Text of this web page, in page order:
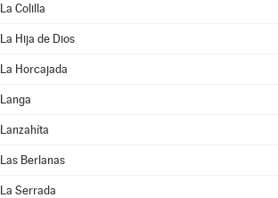
La Colilla
La Hija de Dios
La Horcajada
Langa
Lanzahíta
Las Berlanas
La Serrada